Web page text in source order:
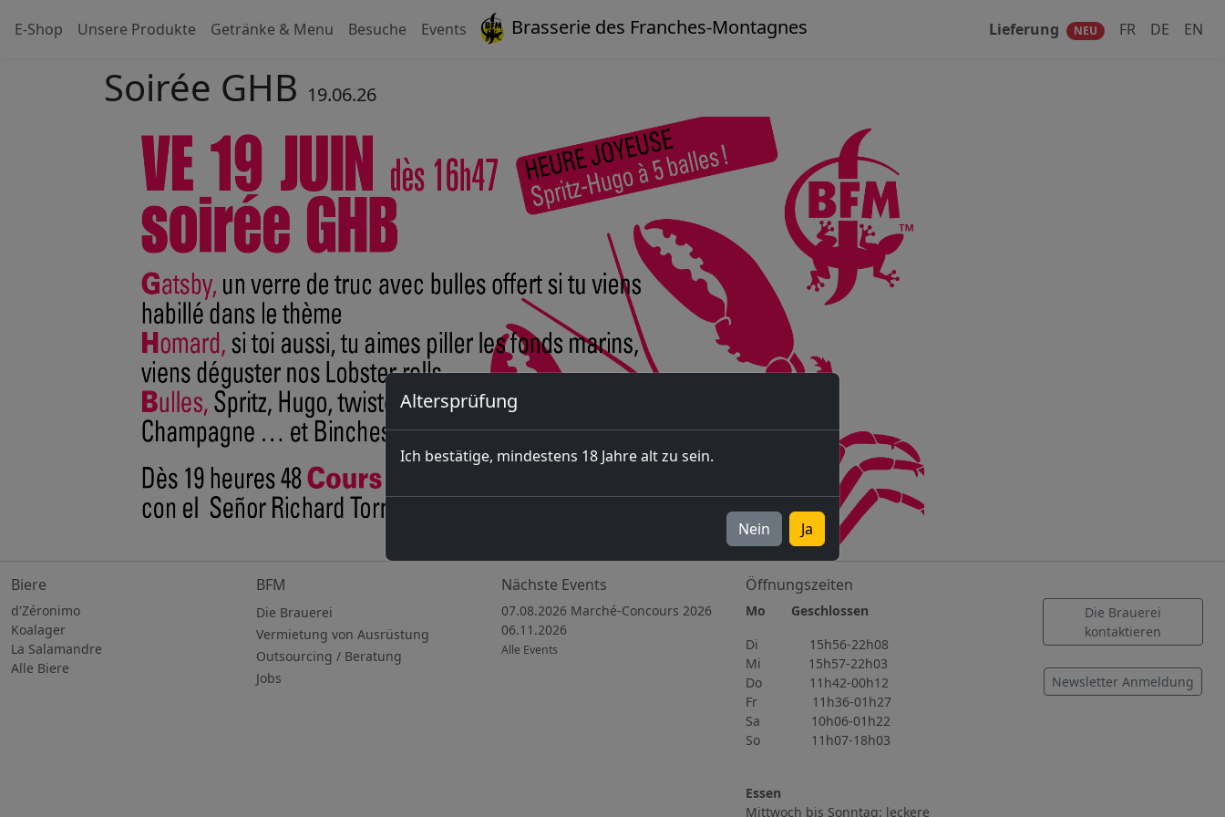
E-Shop Unsere Produkte Getränke & Menu Besuche Events Brasserie des Franches-Montagnes Lieferung NEU FR DE EN
Altersprüfung
Ich bestätige, mindestens 18 Jahre alt zu sein.
Nein Ja
Soirée GHB 19.06.26
Biere
d'Zéronimo
Koalager
La Salamandre
Alle Biere
BFM
Die Brauerei
Vermietung von Ausrüstung
Outsourcing / Beratung
Jobs
Nächste Events
07.08.2026 Marché-Concours 2026
06.11.2026
Alle Events
Öffnungszeiten
Mo Geschlossen
Di 15h56-22h08
Mi 15h57-22h03
Do 11h42-00h12
Fr 11h36-01h27
Sa 10h06-01h22
So 11h07-18h03
Essen
Mittwoch bis Sonntag: leckere
Die Brauerei
kontaktieren
Newsletter Anmeldung